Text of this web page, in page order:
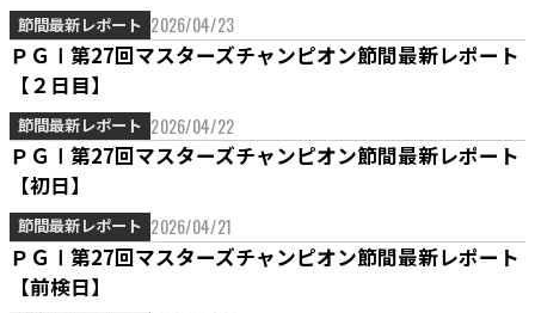
節間最新レポート 2026/04/23
ＰＧⅠ第27回マスターズチャンピオン節間最新レポート
【２日目】
節間最新レポート 2026/04/22
ＰＧⅠ第27回マスターズチャンピオン節間最新レポート
【初日】
節間最新レポート 2026/04/21
ＰＧⅠ第27回マスターズチャンピオン節間最新レポート
【前検日】